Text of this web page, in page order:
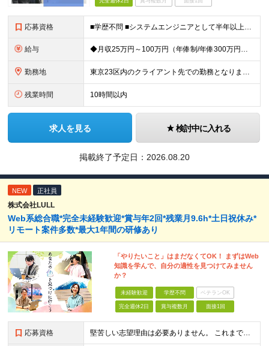
応募資格 ■学歴不問 ■システムエンジニアとして半年以上のご経験をお持ちの方（言語問わず） ※IT未経験の方も応募可能です。 【例えばこのような方におススメ！】 ◇上流工程を目指したい方 ◇セキュリティ分野に
給与 ◆月収25万円～100万円（年俸制/年俸300万円～1200万円）＋業績・季節手当 ※年俸は、12分割です。 ※前職給与や経験・スキルなどを考慮し加給・優遇します。 ※各種手当込み、交通費および残業
勤務地 東京23区内のクライアント先での勤務となります。 ※経験やスキル、通勤時間などの希望を考慮のうえ、勤務地を決定します ≪本社≫ 【本社】 東京都品川区東品川4-12-8 品川シーサイドイーストタワー
残業時間 10時間以内
求人を見る 検討中に入れる
掲載終了予定日： 2026.08.20
NEW 正社員
株式会社LULL
Web系総合職*完全未経験歓迎*賞与年2回*残業月9.6h*土日祝休み*
リモート案件多数*最大1年間の研修あり
「やりたいこと」はまだなくてOK！ まずはWeb
知識を学んで、自分の適性を見つけてみません
か？
未経験歓迎 学歴不問 ベテランOK
完全週休2日 賞与複数月 面接1回
応募資格 堅苦しい志望理由は必要ありません。 これまでの経験や経歴よりも、私たちは“これから”を重視します。 ★学歴・経歴不問 ★完全未経験OK ★社会人デビュー歓迎 ★第二新卒OK ＼当てはまる方はぜひご